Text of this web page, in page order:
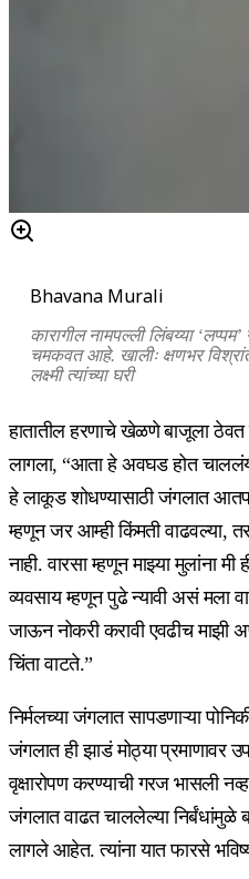
Bhavana Murali
कारागील नामपल्ली लिंबय्या
चमकवत आहे. खालीः क्षणभर
लक्ष्मी त्यांच्या घरी
हातातील हरणाचे खेळणे बाजूला ठेवत
लागला, “आता हे अवघड होत
हे लाकूड शोधण्यासाठी जंगलात
म्हणून जर आम्ही किंमती वाढवल्या,
नाही. वारसा म्हणून माझ्या मुलांना
व्यवसाय म्हणून पुढे न्यावी असं मला
जाऊन नोकरी करावी एवढीच माझी
चिंता वाटते.”
निर्मलच्या जंगलात सापडणाऱ्या
जंगलात ही झाडं मोठ्या प्रमाणावर
वृक्षारोपण करण्याची गरज भासली
जंगलात वाढत चाललेल्या निर्बंधांमुळे
लागले आहेत. त्यांना यात फारसे